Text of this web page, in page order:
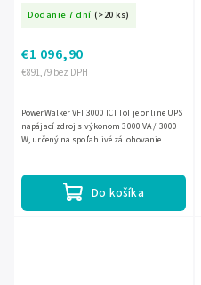
30198
Dodanie 7 dní (>20 ks)
€891,79 bez DPH
€1 096,90
Do košíka
PowerWalker VFI 3000 ICT IoT je online UPS
napájací zdroj s výkonom 3000 VA / 3000
W, určený na spoľahlivé zálohovanie